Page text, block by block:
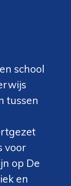
school
tussen
voor
op De
en